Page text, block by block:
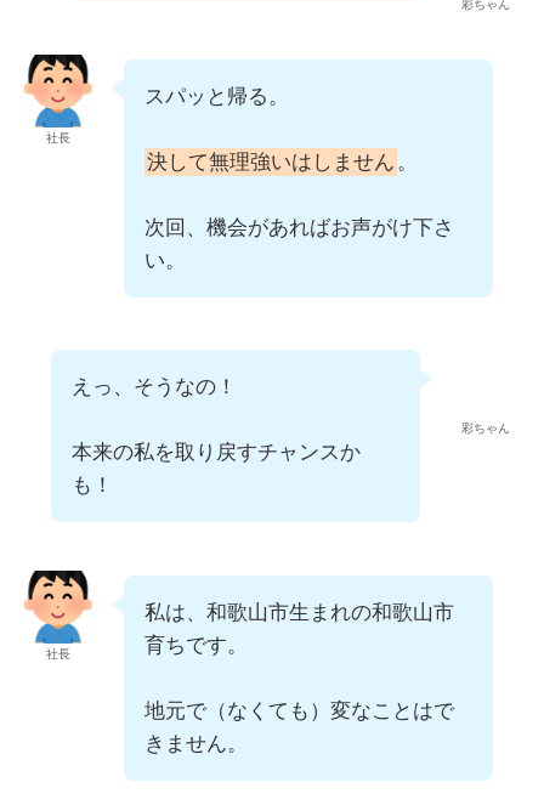
彩ちゃん
社長
スパッと帰る。
決して無理強いはしません 。
次回、機会があればお声がけ下さ
い。
彩ちゃん
えっ、そうなの！
本来の私を取り戻すチャンスか
も！
社長
私は、和歌山市生まれの和歌山市
育ちです。
地元で（なくても）変なことはで
きません。